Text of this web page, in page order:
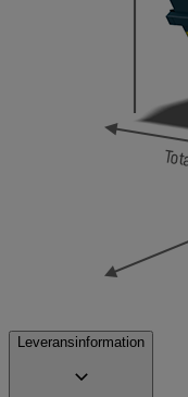
Leveransinformation